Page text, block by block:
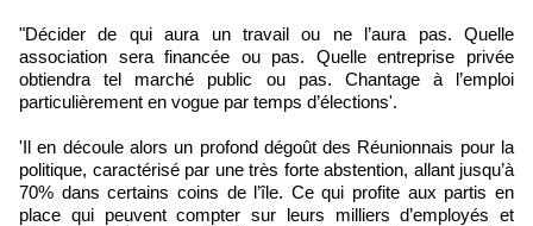
"Décider de qui aura un travail ou ne l’aura pas. Quelle
association sera financée ou pas. Quelle entreprise privée
obtiendra tel marché public ou pas. Chantage à l’emploi
particulièrement en vogue par temps d’élections'.
'Il en découle alors un profond dégoût des Réunionnais pour la
politique, caractérisé par une très forte abstention, allant jusqu’à
70% dans certains coins de l’île. Ce qui profite aux partis en
place qui peuvent compter sur leurs milliers d’employés et